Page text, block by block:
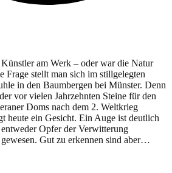
am Werk – oder war die Natur
Frage stellt man sich im stillgelegten
in den Baumbergen bei Münster. Denn
vor vielen Jahrzehnten Steine für den
Doms nach dem 2. Weltkrieg
heute ein Gesicht. Ein Auge ist deutlich
entweder Opfer der Verwitterung
Gut zu erkennen sind aber…